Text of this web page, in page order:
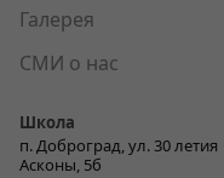
Галерея
СМИ о нас
Школа
п. Доброград, ул. 30 летия
Асконы, 5б